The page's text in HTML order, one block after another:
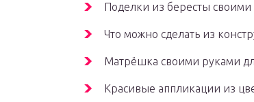
Поделки из бересты своими
Что можно сделать из
Матрёшка своими руками
Красивые аппликации из